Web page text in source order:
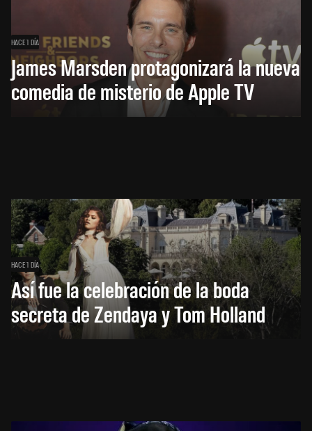
HACE 1 DÍA
James Marsden protagonizará la nueva
comedia de misterio de Apple TV
HACE 1 DÍA
Así fue la celebración de la boda
secreta de Zendaya y Tom Holland